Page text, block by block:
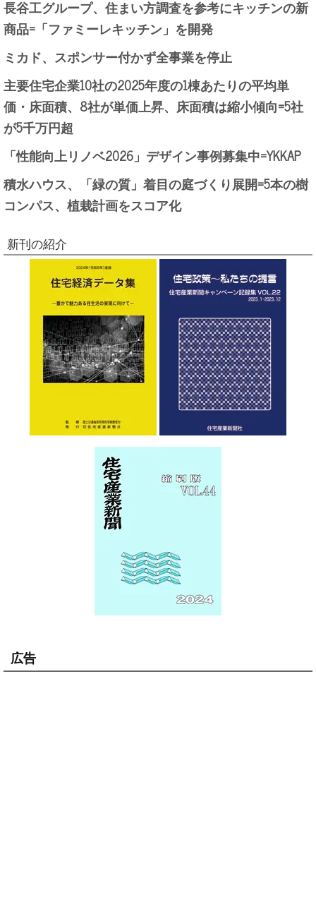
長谷工グループ、住まい方調査を参考にキッチンの新
商品=「ファミーレキッチン」を開発
ミカド、スポンサー付かず全事業を停止
主要住宅企業10社の2025年度の1棟あたりの平均単
価・床面積、8社が単価上昇、床面積は縮小傾向=5社
が5千万円超
「性能向上リノベ2026」デザイン事例募集中=YKKAP
積水ハウス、「緑の質」着目の庭づくり展開=5本の樹
コンパス、植栽計画をスコア化
新刊の紹介
広告